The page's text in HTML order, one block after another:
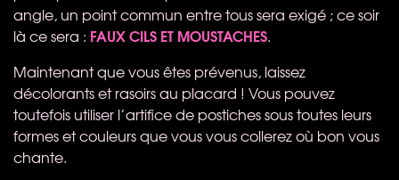
angle, un point commun entre tous sera exigé ; ce soir
là ce sera : FAUXCILS ET MOUSTACHES.
Maintenant que vous êtes prévenus, laissez
décolorants et rasoirs au placard ! Vous pouvez
toutefois utiliser l’artifice de postiches sous toutes leurs
formes et couleurs que vous vous collerez où bon vous
chante.